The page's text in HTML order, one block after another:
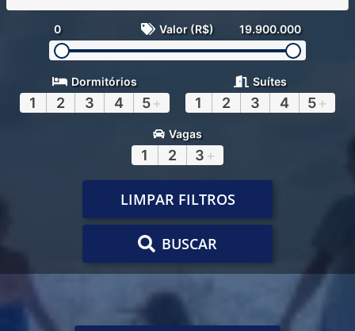
0 Valor (R$) 19.900.000
Dormitórios
1 2 3 4 5+
Suítes
1 2 3 4 5+
Vagas
1 2 3 +
LIMPAR FILTROS
BUSCAR